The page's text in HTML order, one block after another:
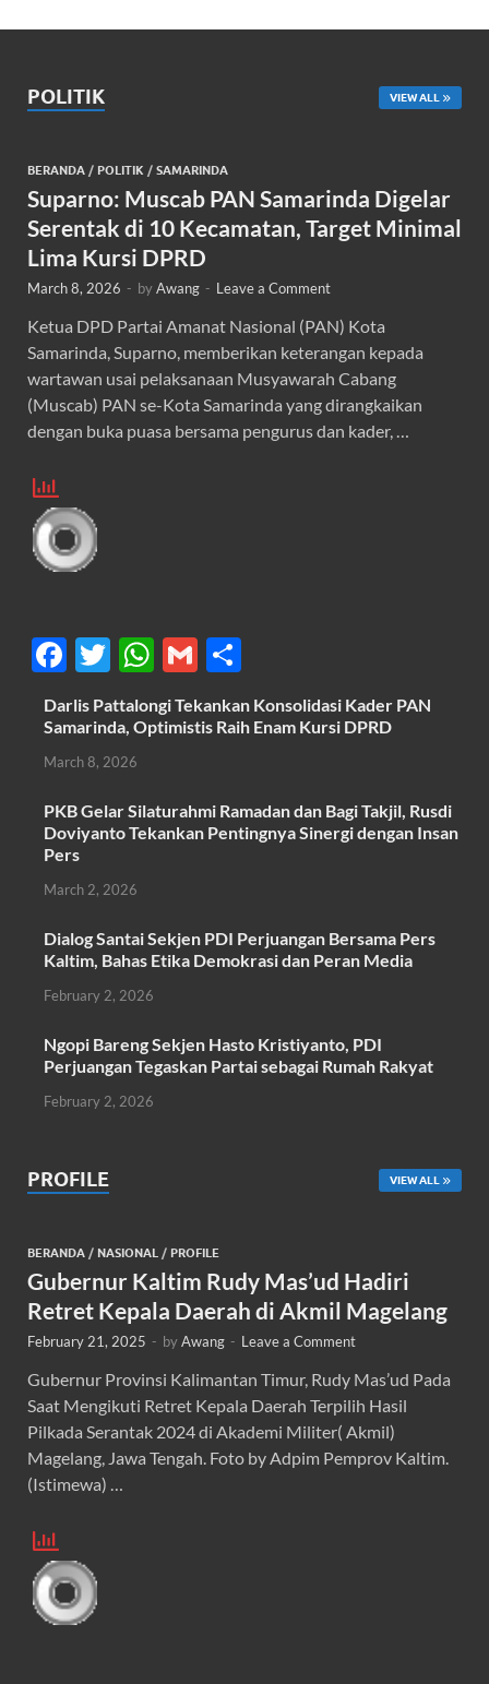
POLITIK VIEW ALL
BERANDA / POLITIK / SAMARINDA
Suparno: Muscab PAN Samarinda Digelar
Serentak di 10 Kecamatan, Target Minimal
Lima Kursi DPRD
March 8, 2026 - byAwang - Leave a Comment
Ketua DPD Partai Amanat Nasional (PAN) Kota
Samarinda, Suparno, memberikan keterangan kepada
wartawan usai pelaksanaan Musyawarah Cabang
(Muscab) PAN se-Kota Samarinda yang dirangkaikan
dengan buka puasa bersama pengurus dan kader, …
F
ac
e
b
o
o
k
T
w
itt
er
W
h
at
A
p
G
m
ail
h
ar
Darlis Pattalongi Tekankan Konsolidasi Kader PAN
Samarinda, Optimistis Raih Enam Kursi DPRD
March 8, 2026
PKB Gelar Silaturahmi Ramadan dan Bagi Takjil, Rusdi
Doviyanto Tekankan Pentingnya Sinergi dengan Insan
Pers
March 2, 2026
Dialog Santai Sekjen PDI Perjuangan Bersama Pers
Kaltim, Bahas Etika Demokrasi dan Peran Media
February 2, 2026
Ngopi Bareng Sekjen Hasto Kristiyanto, PDI
Perjuangan Tegaskan Partai sebagai Rumah Rakyat
February 2, 2026
PROFILE VIEW ALL
BERANDA / NASIONAL / PROFILE
Gubernur Kaltim Rudy Mas’ud Hadiri
Retret Kepala Daerah di Akmil Magelang
February 21, 2025 - byAwang - Leave a Comment
Gubernur Provinsi Kalimantan Timur, Rudy Mas’ud Pada
Saat Mengikuti Retret Kepala Daerah Terpilih Hasil
Pilkada Serantak 2024 di Akademi Militer( Akmil)
Magelang, Jawa Tengah. Foto by Adpim Pemprov Kaltim.
(Istimewa) …